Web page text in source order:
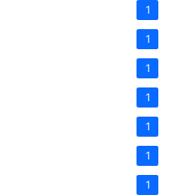
1
1
1
1
1
1
1